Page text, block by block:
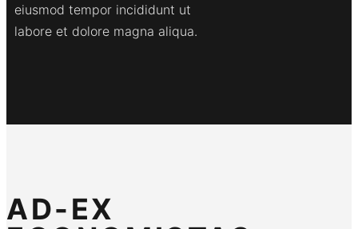
eiusmod tempor incididunt ut
labore et dolore magna aliqua.
AD-EX